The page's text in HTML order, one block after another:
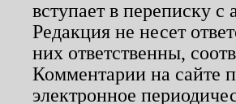
вступает в переписку с
Редакция не несет
них ответственны,
Комментарии на сайте
электронное